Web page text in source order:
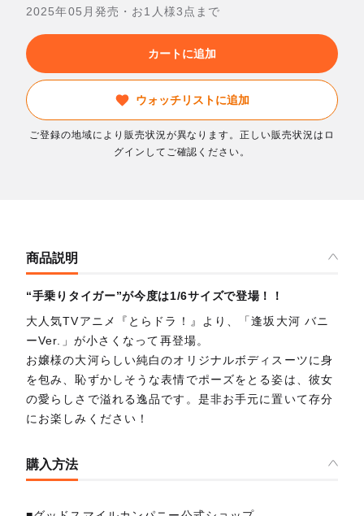
2025年05月発売・お1人様3点まで
カートに追加
ウォッチリストに追加
ご登録の地域により販売状況が異なります。正しい販売状況はロ
グインしてご確認ください。
商品説明
“手乗りタイガー”が今度は1/6サイズで登場！！
大人気TVアニメ『とらドラ！』より、「逢坂大河 バニ
ーVer.」が小さくなって再登場。
お嬢様の大河らしい純白のオリジナルボディスーツに身
を包み、恥ずかしそうな表情でポーズをとる姿は、彼女
の愛らしさで溢れる逸品です。是非お手元に置いて存分
にお楽しみください！
購入方法